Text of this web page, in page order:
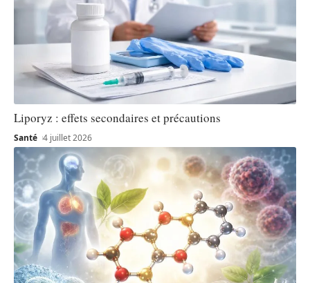
Liporyz : effets secondaires et précautions
Santé 4 juillet 2026